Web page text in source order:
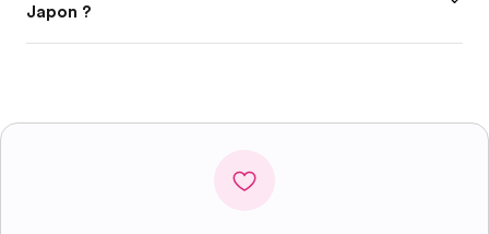
Japon ?